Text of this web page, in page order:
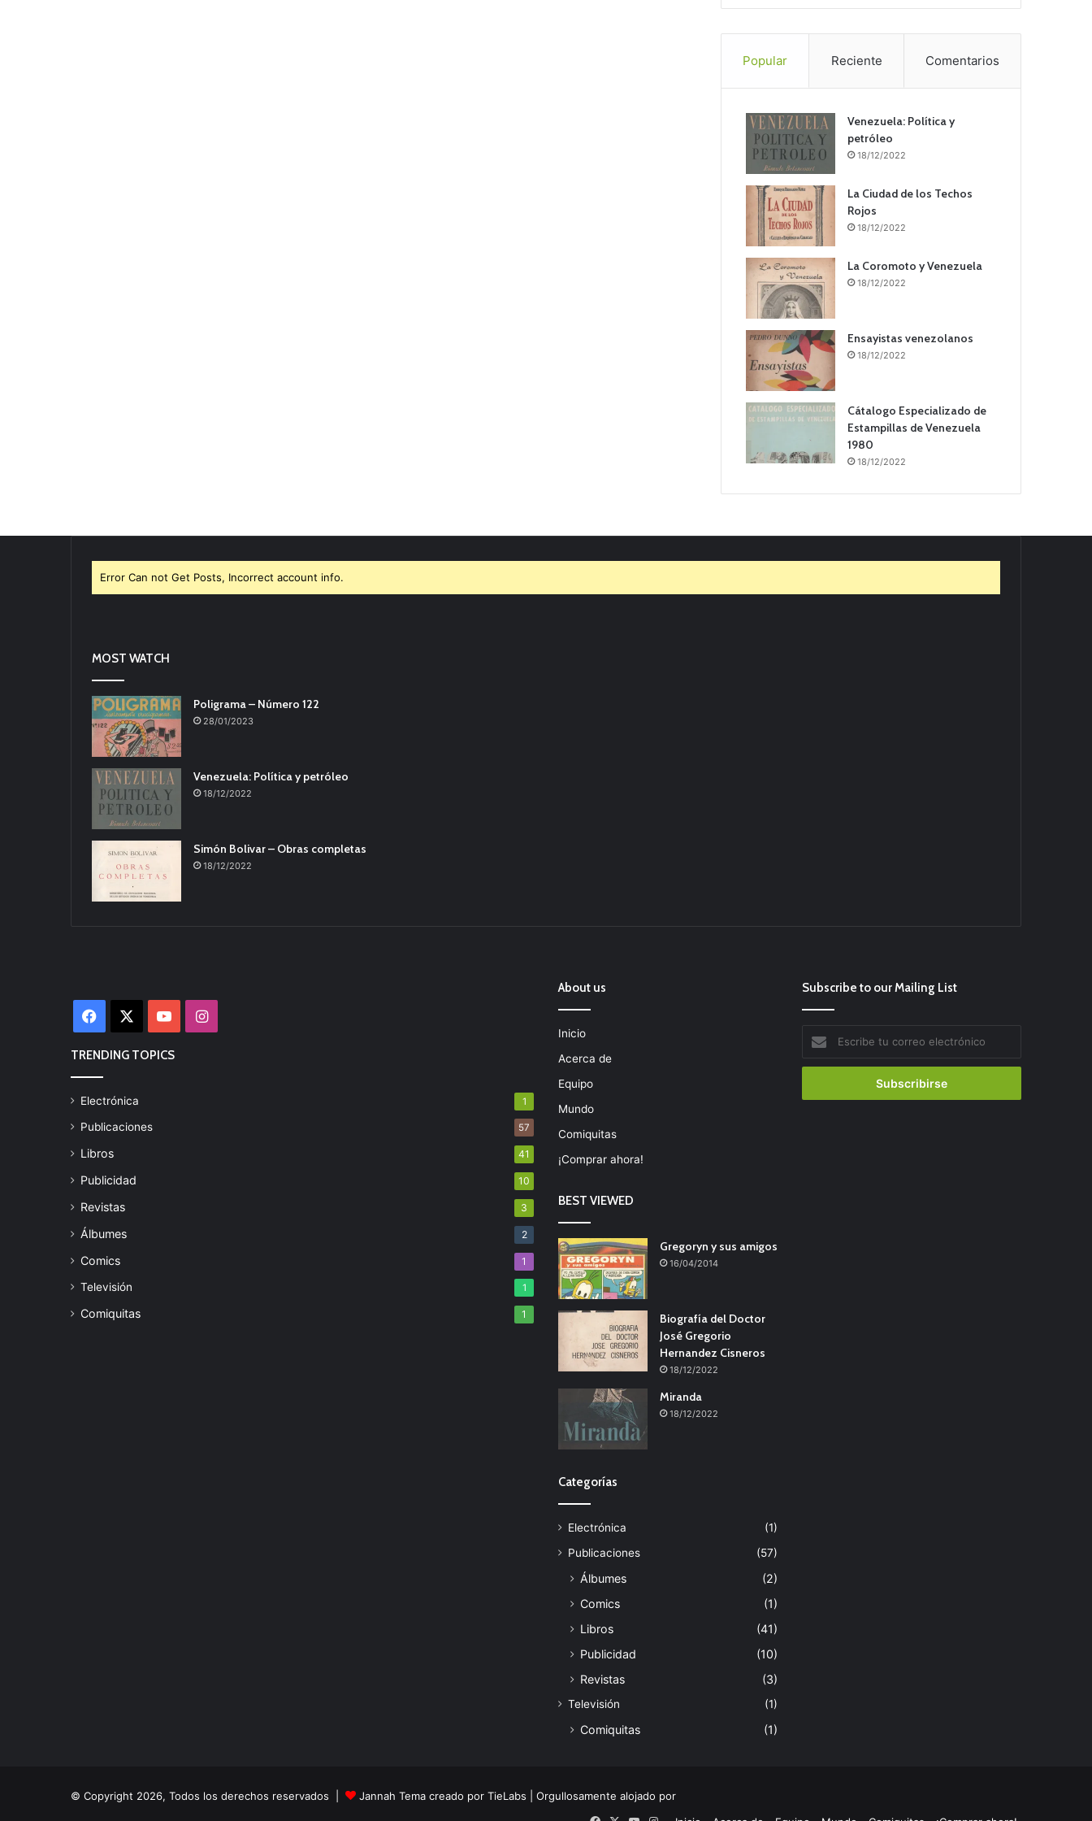
Popular Reciente Comentarios
Venezuela: Política y
petróleo
18/12/2022
La Ciudad de los Techos
Rojos
18/12/2022
La Coromoto y Venezuela
18/12/2022
Ensayistas venezolanos
18/12/2022
Cátalogo Especializado de
Estampillas de Venezuela
1980
18/12/2022
Error Can not Get Posts, Incorrect account info.
MOST WATCH
Poligrama – Número 122
28/01/2023
Venezuela: Política y petróleo
18/12/2022
Simón Bolivar – Obras completas
18/12/2022
Facebook YouTubeInstagram
TRENDING TOPICS
Electrónica 1
Publicaciones 57
Libros 41
Publicidad 10
Revistas 3
Álbumes 2
Comics 1
Televisión 1
Comiquitas 1
About us
Inicio
Acerca de
Equipo
Mundo
Comiquitas
¡Comprar ahora!
BEST VIEWED
Gregoryn y sus amigos
16/04/2014
Biografía del Doctor
José Gregorio
Hernandez Cisneros
18/12/2022
Miranda
18/12/2022
Categorías
Electrónica
(1)
Publicaciones
(57)
Álbumes
(2)
Comics
(1)
Libros
(41)
Publicidad
(10)
Revistas
(3)
Televisión (1)
Comiquitas (1)
Subscribe to our Mailing List
correo
© Copyright 2026, Todos los derechos reservados | Jannah Tema creado por TieLabs | Orgullosamente alojado por